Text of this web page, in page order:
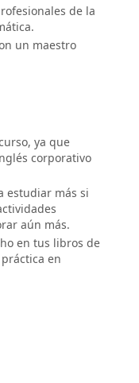
de la
un maestro
ya que
corporativo
estudiar más si
aún más.
en tus libros de
en